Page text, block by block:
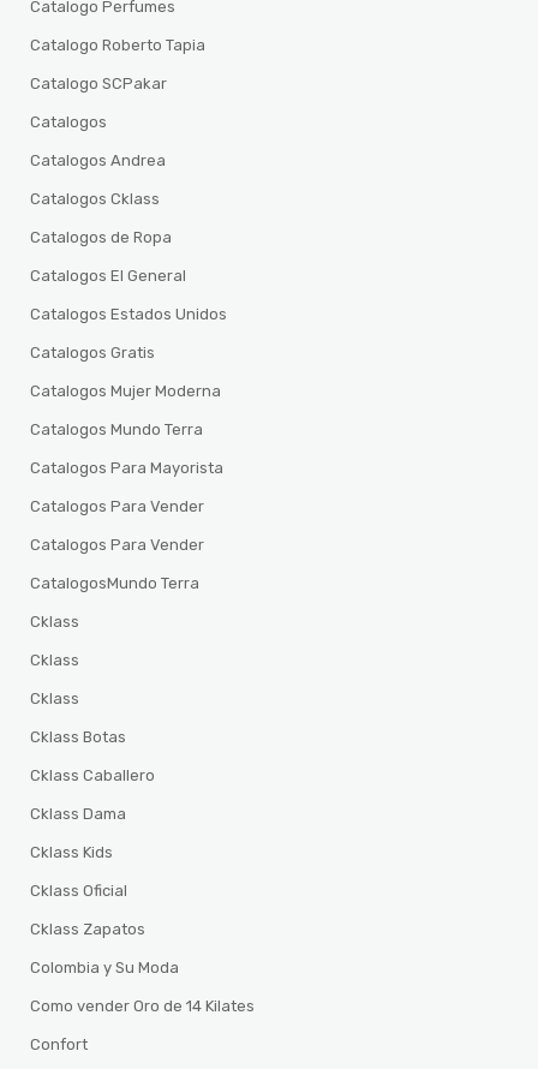
Catalogo Perfumes
Catalogo Roberto Tapia
Catalogo SCPakar
Catalogos
Catalogos Andrea
Catalogos Cklass
Catalogos de Ropa
Catalogos El General
Catalogos Estados Unidos
Catalogos Gratis
Catalogos Mujer Moderna
Catalogos Mundo Terra
Catalogos Para Mayorista
Catalogos Para Vender
Catalogos Para Vender
CatalogosMundo Terra
Cklass
Cklass
Cklass
Cklass Botas
Cklass Caballero
Cklass Dama
Cklass Kids
Cklass Oficial
Cklass Zapatos
Colombia y Su Moda
Como vender Oro de 14 Kilates
Confort